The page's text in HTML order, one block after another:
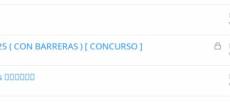
C
CON BARRERAS ) [ CONCURSO ]